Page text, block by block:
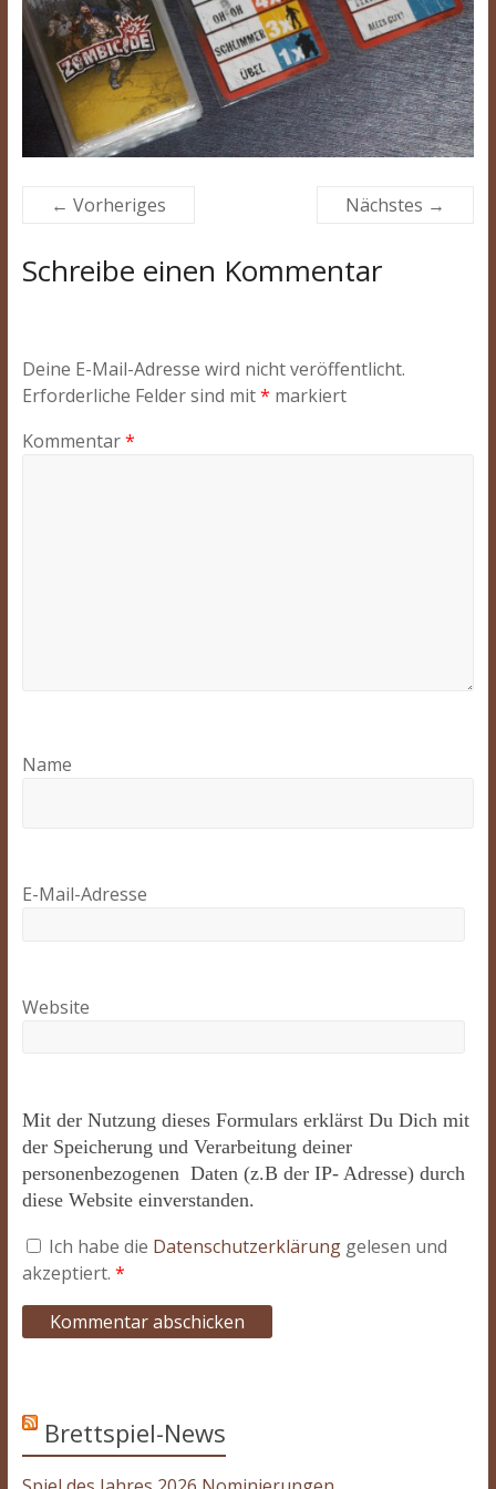
← Vorheriges Nächstes →
Schreibe einen Kommentar
Deine E-Mail-Adresse wird nicht veröffentlicht.
Erforderliche Felder sind mit* markiert
Kommentar*
Name
E-Mail-Adresse
Website
Mit der Nutzung dieses Formulars erklärst Du Dich mit
der Speicherung und Verarbeitung deiner
personenbezogenen Daten (z.B der IP- Adresse) durch
diese Website einverstanden.
Ich habe die Datenschutzerklärung gelesen und
akzeptiert. *
Brettspiel-News